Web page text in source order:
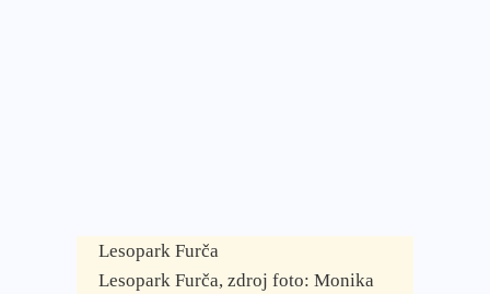
Lesopark Furča
Lesopark Furča, zdroj foto: Monika